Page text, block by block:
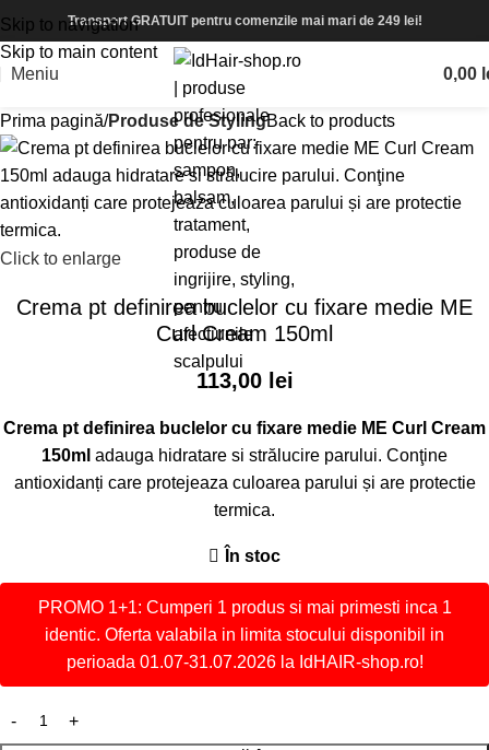
Skip to navigation
Skip to main content
Transport GRATUIT pentru comenzile mai mari de 249 lei!
Meniu 0,00
Prima pagină Produse de StylingBack to products
Click to enlarge
Crema pt definirea buclelor cu fixare medie ME
Curl Cream 150ml
113,00 lei
Crema pt definirea buclelor cu fixare medie ME Curl Cream
150ml adauga hidratare si strălucire parului. Conţine
antioxidanți care protejeaza culoarea parului și are protectie
termica.
În stoc
PROMO 1+1: Cumperi 1 produs si mai primesti inca 1
identic. Oferta valabila in limita stocului disponibil in
perioada 01.07-31.07.2026 la IdHAIR-shop.ro!